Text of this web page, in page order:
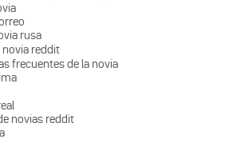
rusa
reddit
frecuentes de la novia
novias reddit